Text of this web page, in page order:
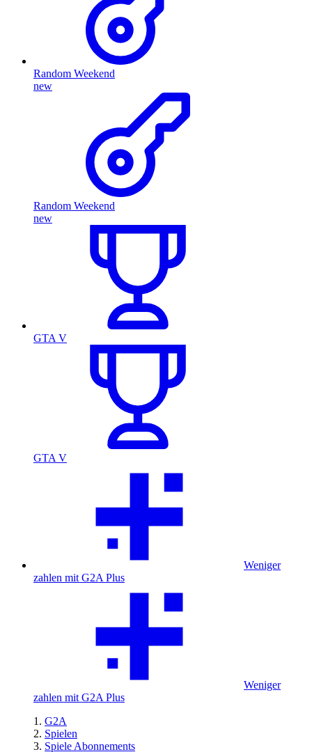
Random Weekend
new
Random Weekend
new
GTA V
GTA V
Weniger
zahlen mit G2A Plus
Weniger
zahlen mit G2A Plus
G2A
Spielen
Spiele Abonnements